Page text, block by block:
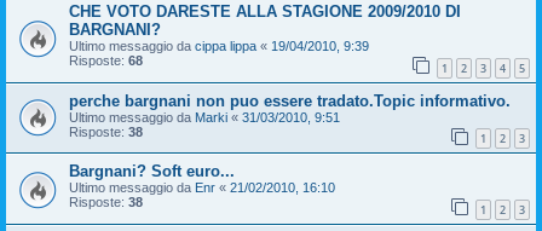
CHE VOTO DARESTE ALLA STAGIONE 2009/2010 DI
BARGNANI?
Ultimo messaggio da cippa lippa « 19/04/2010, 9:39
Risposte: 68 1 2 3 4 5
perche bargnani non puo essere tradato.Topic informativo.
Ultimo messaggio da Marki « 31/03/2010, 9:51
Risposte: 38 1 2 3
Bargnani? Soft euro...
Ultimo messaggio da Enr « 21/02/2010, 16:10
Risposte: 38 1 2 3